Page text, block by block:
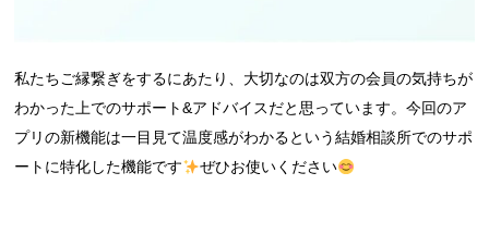
私たちご縁繋ぎをするにあたり、大切なのは双方の会員の気持ちが
わかった上でのサポート&アドバイスだと思っています。今回のア
プリの新機能は一目見て温度感がわかるという結婚相談所でのサポ
ートに特化した機能です
ぜひお使いください